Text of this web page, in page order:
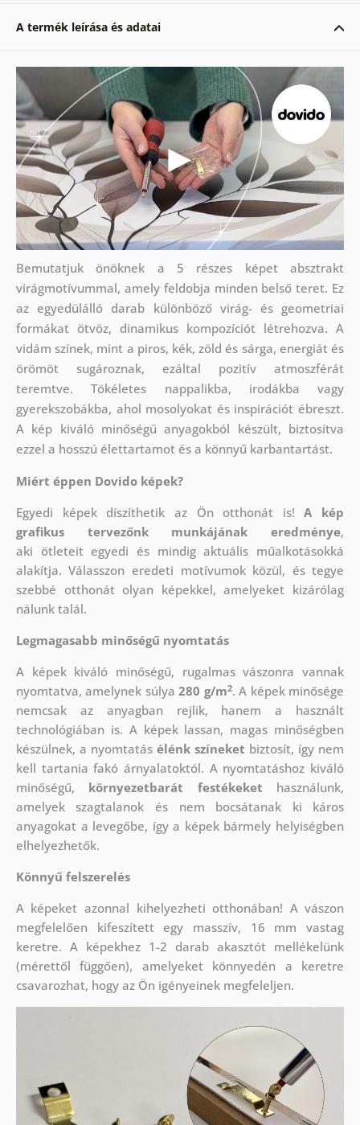
A termék leírása és adatai
Bemutatjuk önöknek a 5 részes képet absztrakt
virágmotívummal, amely feldobja minden belső teret. Ez
az egyedülálló darab különböző virág- és geometriai
formákat ötvöz, dinamikus kompozíciót létrehozva. A
vidám színek, mint a piros, kék, zöld és sárga, energiát és
örömöt sugároznak, ezáltal pozitív atmoszférát
teremtve. Tökéletes nappalikba, irodákba vagy
gyerekszobákba, ahol mosolyokat és inspirációt ébreszt.
A kép kiváló minőségű anyagokból készült, biztosítva
ezzel a hosszú élettartamot és a könnyű karbantartást.
Miért éppen Dovido képek?
Egyedi képek díszíthetik az Ön otthonát is!A kép
grafikus tervezőnk munkájának eredménye,
aki ötleteit egyedi és mindig aktuális műalkotásokká
alakítja. Válasszon eredeti motívumok közül, és tegye
szebbé otthonát olyan képekkel, amelyeket kizárólag
nálunk talál.
Legmagasabb minőségű nyomtatás
A képek kiváló minőségű, rugalmas vászonra vannak
nyomtatva, amelynek súlya280 g/m2. A képek minősége
nemcsak az anyagban rejlik, hanem a használt
technológiában is. A képek lassan, magas minőségben
készülnek, a nyomtatás élénk színeket biztosít, így nem
kell tartania fakó árnyalatoktól. A nyomtatáshoz kiváló
minőségű, környezetbarát festékeket használunk,
amelyek szagtalanok és nem bocsátanak ki káros
anyagokat a levegőbe, így a képek bármely helyiségben
elhelyezhetők.
Könnyű felszerelés
A képeket azonnal kihelyezheti otthonában! A vászon
megfelelően kifeszített egy masszív, 16 mm vastag
keretre. A képekhez 1-2 darab akasztót mellékelünk
(mérettől függően), amelyeket könnyedén a keretre
csavarozhat, hogy az Ön igényeinek megfeleljen.